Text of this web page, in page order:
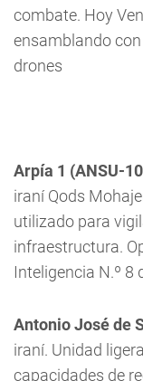
combate. Hoy
ensamblando
drones
Arpía 1 (ANSU-
iraní Qods
utilizado para
infraestructura.
Inteligencia N.º 8
Antonio José de
iraní. Unidad
capacidades de